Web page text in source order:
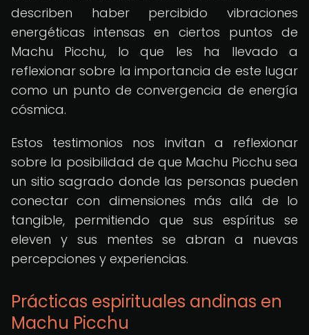
describen haber percibido vibraciones
energéticas intensas en ciertos puntos de
Machu Picchu, lo que les ha llevado a
reflexionar sobre la importancia de este lugar
como un punto de convergencia de energía
cósmica.
Estos testimonios nos invitan a reflexionar
sobre la posibilidad de que Machu Picchu sea
un sitio sagrado donde las personas pueden
conectar con dimensiones más allá de lo
tangible, permitiendo que sus espíritus se
eleven y sus mentes se abran a nuevas
percepciones y experiencias.
Prácticas espirituales andinas en
Machu Picchu